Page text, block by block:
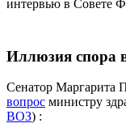
интервью в Совете
Иллюзия спора
Сенатор Маргарита
вопрос министру
ВОЗ) :